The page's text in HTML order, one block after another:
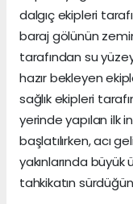
dalgıç ekipleri
baraj gölünün
tarafından su
hazır bekleyen
sağlık ekipleri
yerinde yapılan ilk
başlatılırken, acı
yakınlarında
tahkikatın